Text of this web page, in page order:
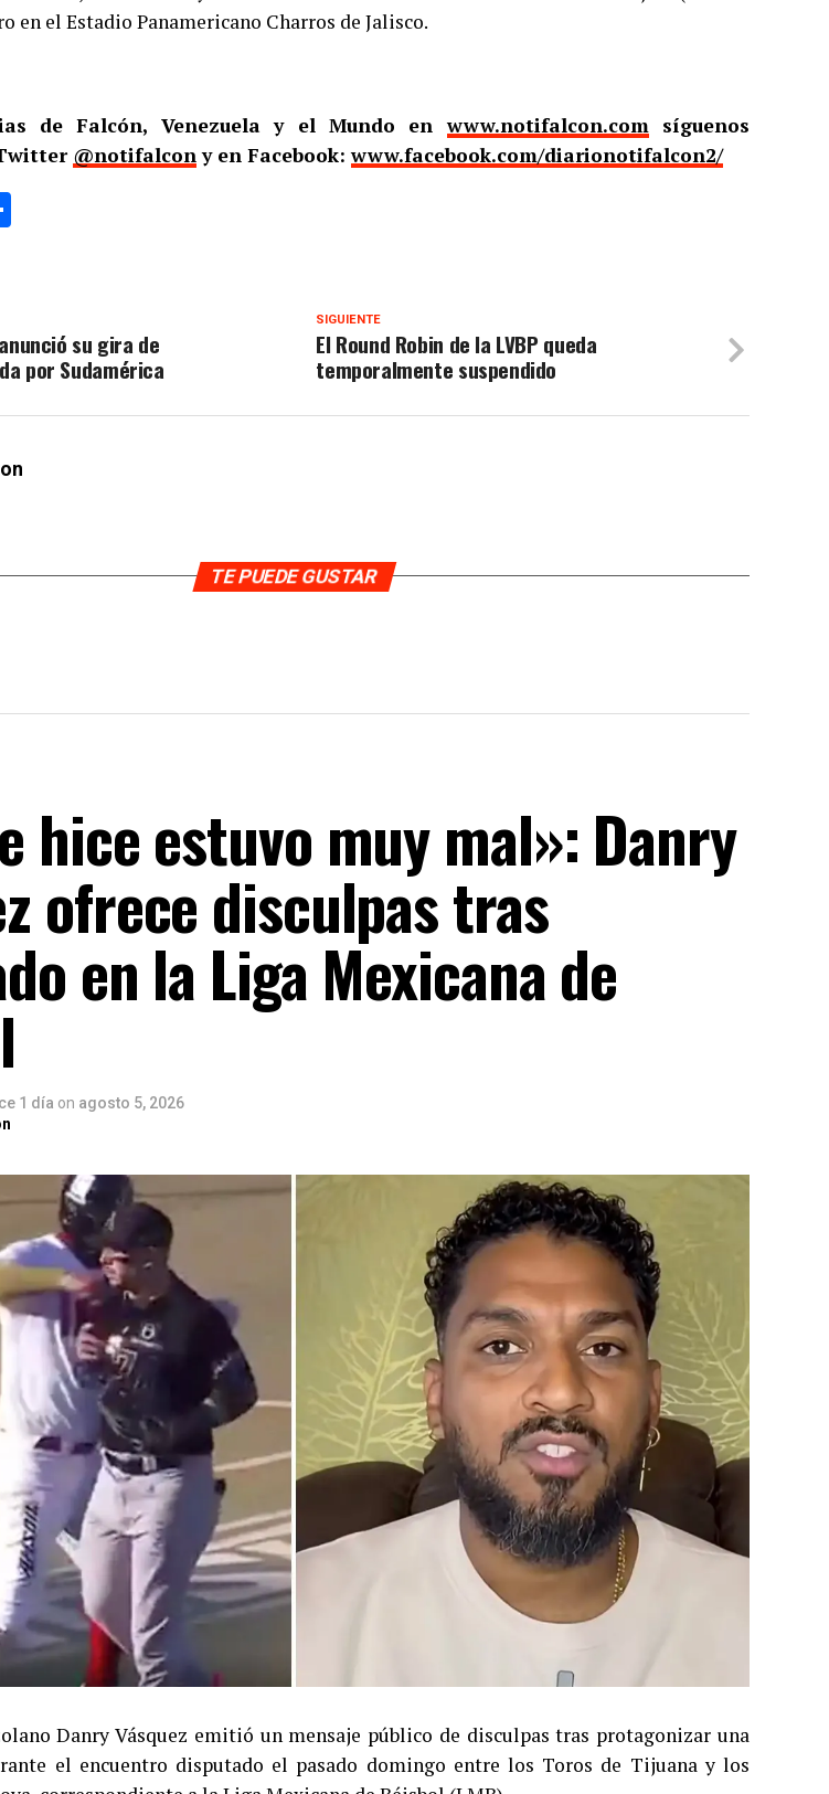
en el Estadio Panamericano Charros de Jalisco.
de Falcón, Venezuela y el Mundo enwww.notifalcon.comsíguenos
@notifalcony en Facebook:www.facebook.com/diarionotifalcon2/
SIGUIENTE
El Round Robin de la LVBP queda
temporalmente suspendido
su gira de
por Sudamérica
TE PUEDE GUSTAR
hice estuvo muy mal»: Danry
ofrece disculpas tras
en la Liga Mexicana de
1 día on agosto 5, 2026
Danry Vásquez emitió un mensaje público de disculpas tras protagonizar una
el encuentro disputado el pasado domingo entre los Toros de Tijuana y los